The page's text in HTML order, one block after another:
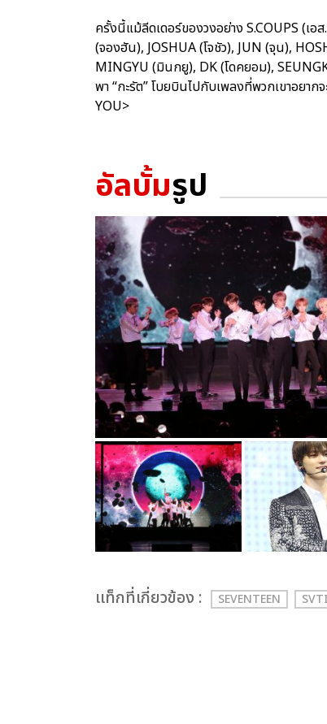
ครั้งนี้แม้ลีดเดอร์ของวงอย่าง S.COUPS (เ
(จองฮัน), JOSHUA (โจชัว), JUN (จุน),
MINGYU (มินกยู), DK (โดคยอม),
พา “กะรัต” โบยบินไปกับเพลงที่พวกเขาอยา
YOU>
อัลบั้มรูป
เเท็กที่เกี่ยวข้อง : SEVENTEEN